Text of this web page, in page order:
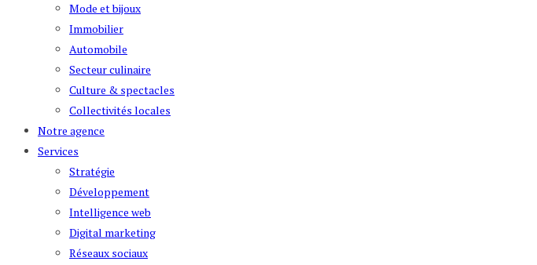
Mode et bijoux
Immobilier
Automobile
Secteur culinaire
Culture & spectacles
Collectivités locales
Notre agence
Services
Stratégie
Développement
Intelligence web
Digital marketing
Réseaux sociaux